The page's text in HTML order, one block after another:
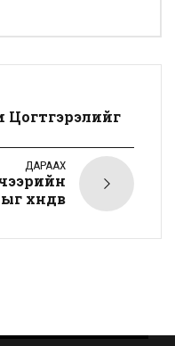
Цогтгэрэлийг
ДАРААХ
хөндөв